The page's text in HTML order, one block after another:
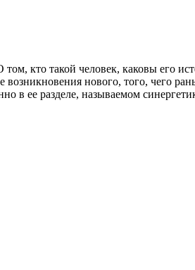
кто такой человек, каковы его
нового, того, чего
в ее разделе, называемом